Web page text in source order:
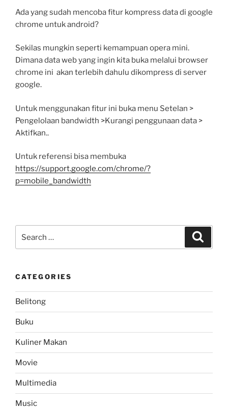
Ada yang sudah mencoba fitur kompress data di google
chrome untuk android?
Sekilas mungkin seperti kemampuan opera mini.
Dimana data web yang ingin kita buka melalui browser
chrome ini akan terlebih dahulu dikompress di server
google.
Untuk menggunakan fitur ini buka menu Setelan >
Pengelolaan bandwidth >Kurangi penggunaan data >
Aktifkan..
Untuk referensi bisa membuka
https://support.google.com/chrome/?
p=mobile_bandwidth
for:
CATEGORIES
Belitong
Buku
Kuliner Makan
Movie
Multimedia
Music